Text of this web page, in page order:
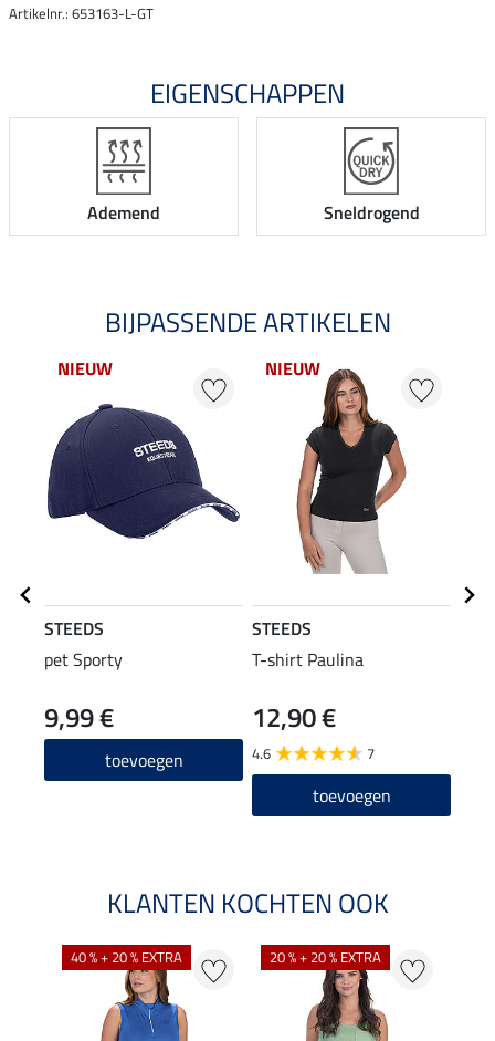
Artikelnr.: 653163-L-GT
EIGENSCHAPPEN
Ademend Sneldrogend
BIJPASSENDE ARTIKELEN
NIEUW
STEEDS
pet Sporty
9,99 €
toevoegen
NIEUW
STEEDS
T-shirt Paulina
12,90 €
4.6 7
toevoegen
KLANTEN KOCHTEN OOK
40 % + 20 % EXTRA 20 % + 20 % EXTRA